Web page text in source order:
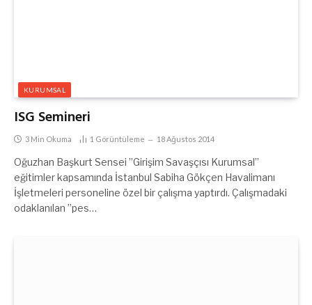
KURUMSAL
ISG Semineri
3 Min Okuma 1 Görüntüleme 18 Ağustos 2014
Oğuzhan Başkurt Sensei ”Girişim Savaşçısı Kurumsal”
eğitimler kapsamında İstanbul Sabiha Gökçen Havalimanı
İşletmeleri personeline özel bir çalışma yaptırdı. Çalışmadaki
odaklanılan ”pes…